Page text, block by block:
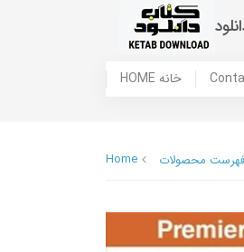
HOME خانه
Home فهرست محصولات